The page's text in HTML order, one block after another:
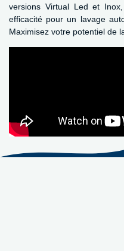
versions Virtual Led et
efficacité pour un lavage
Maximisez votre potentiel de